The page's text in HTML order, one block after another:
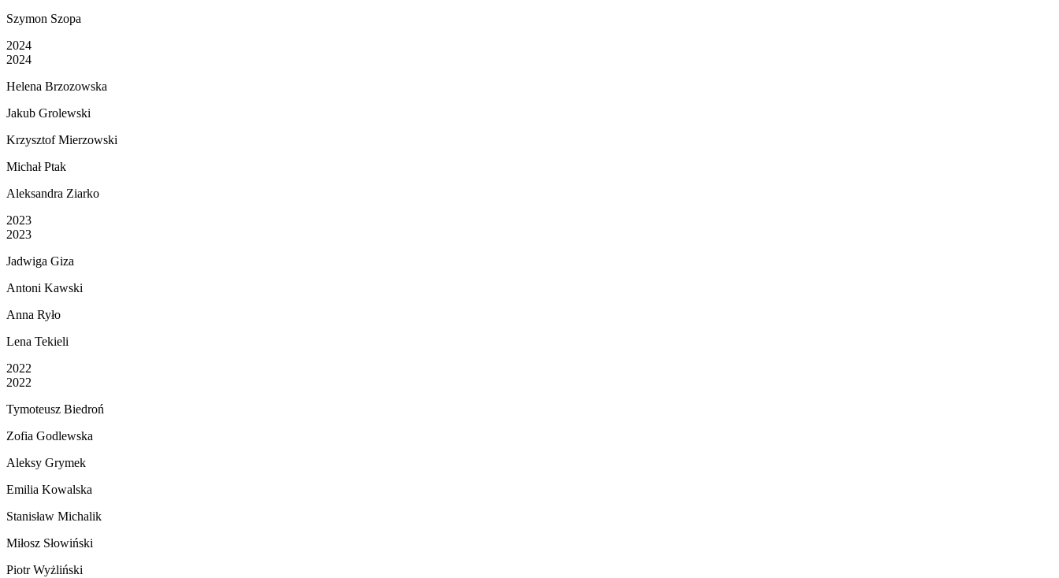
Szymon Szopa
2024
2024
Helena Brzozowska
Jakub Grolewski
Krzysztof Mierzowski
Michał Ptak
Aleksandra Ziarko
2023
2023
Jadwiga Giza
Antoni Kawski
Anna Ryło
Lena Tekieli
2022
2022
Tymoteusz Biedroń
Zofia Godlewska
Aleksy Grymek
Emilia Kowalska
Stanisław Michalik
Miłosz Słowiński
Piotr Wyżliński